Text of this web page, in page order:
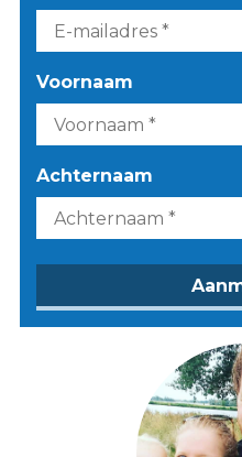
Voornaam
Achternaam